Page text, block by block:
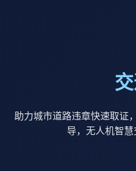
助力城市道路违章快速取证
导，无人机智慧